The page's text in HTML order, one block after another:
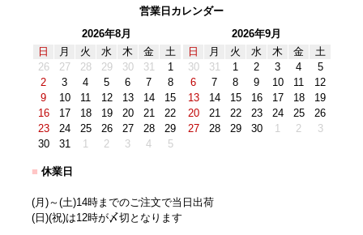
営業日カレンダー
2026年8月
日
月 火 水 木 金
土
26
27 28 29 30 31
1
2
3 4 5 6 7
8
9
10 11 12 13 14
15
16
17 18 19 20 21
22
23
24 25 26 27 28
29
30
31 1 2 3 4 5
2026年9月
日
月 火 水 木 金
土
30
31 1 2 3 4
5
6
7 8 9 10 11
12
13
14 15 16 17 18
19
20
21 22 23 24 25
26
27
28 29 30 1 2 3
■ 休業日
(月)～(土)14時までのご注文で当日出荷
(日)(祝)は12時が〆切となります